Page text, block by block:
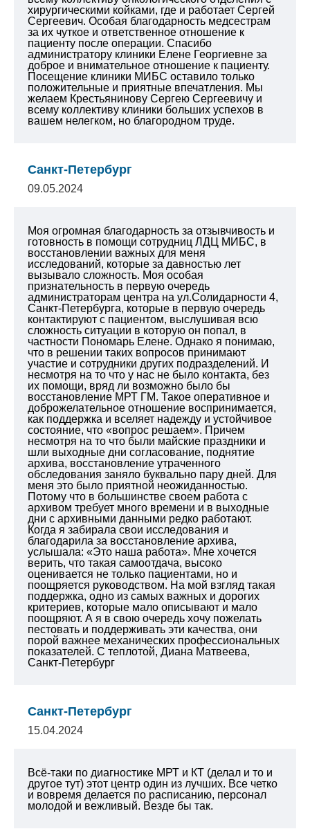
хирургическими койками, где и работает Сергей
Сергеевич. Особая благодарность медсестрам
за их чуткое и ответственное отношение к
пациенту после операции. Спасибо
администратору клиники Елене Георгиевне за
доброе и внимательное отношение к пациенту.
Посещение клиники МИБС оставило только
положительные и приятные впечатления. Мы
желаем Крестьянинову Сергею Сергеевичу и
всему коллективу клиники больших успехов в
вашем нелегком, но благородном труде.
Санкт-Петербург
09.05.2024
Моя огромная благодарность за отзывчивость и
готовность в помощи сотрудниц ЛДЦ МИБС, в
восстановлении важных для меня
исследований, которые за давностью лет
вызывало сложность. Моя особая
признательность в первую очередь
администраторам центра на ул.Солидарности 4,
Санкт-Петербурга, которые в первую очередь
контактируют с пациентом, выслушивая всю
сложность ситуации в которую он попал, в
частности Пономарь Елене. Однако я понимаю,
что в решении таких вопросов принимают
участие и сотрудники других подразделений. И
несмотря на то что у нас не было контакта, без
их помощи, вряд ли возможно было бы
восстановление МРТ ГМ. Такое оперативное и
доброжелательное отношение воспринимается,
как поддержка и вселяет надежду и устойчивое
состояние, что «вопрос решаем». Причем
несмотря на то что были майские праздники и
шли выходные дни согласование, поднятие
архива, восстановление утраченного
обследования заняло буквально пару дней. Для
меня это было приятной неожиданностью.
Потому что в большинстве своем работа с
архивом требует много времени и в выходные
дни с архивными данными редко работают.
Когда я забирала свои исследования и
благодарила за восстановление архива,
услышала: «Это наша работа». Мне хочется
верить, что такая самоотдача, высоко
оценивается не только пациентами, но и
поощряется руководством. На мой взгляд такая
поддержка, одно из самых важных и дорогих
критериев, которые мало описывают и мало
поощряют. А я в свою очередь хочу пожелать
пестовать и поддерживать эти качества, они
порой важнее механических профессиональных
показателей. С теплотой, Диана Матвеева,
Санкт-Петербург
Санкт-Петербург
15.04.2024
Всё-таки по диагностике МРТ и КТ (делал и то и
другое тут) этот центр один из лучших. Все четко
и вовремя делается по расписанию, персонал
молодой и вежливый. Везде бы так.